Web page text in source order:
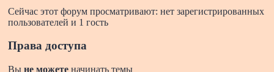
Сейчас этот форум просматривают: нет зарегистрированных
пользователей и 1 гость
Права доступа
Вы не можете начинать темы